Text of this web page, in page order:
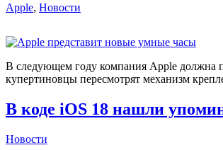
Apple, Новости
В следующем году компания Apple должна
купертиновцы пересмотрят механизм
В коде iOS 18 нашли
Новости